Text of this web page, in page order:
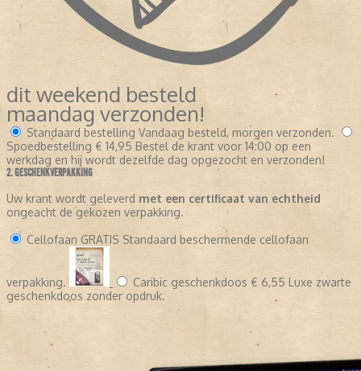
dit weekend besteld
maandag verzonden!
Standaard bestelling Vandaag besteld, morgen verzonden.
Spoedbestelling € 14,95 Bestel de krant voor 14:00 op een
werkdag en hij wordt dezelfde dag opgezocht en verzonden!
2. GESCHENKVERPAKKING
Uw krant wordt geleverd met een certificaat van echtheid
ongeacht de gekozen verpakking.
Cellofaan GRATIS Standaard beschermende cellofaan
verpakking. Caribic geschenkdoos € 6,55 Luxe zwarte
geschenkdoos zonder opdruk.